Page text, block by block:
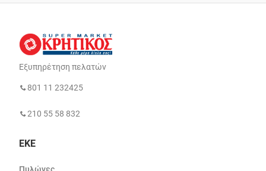
Εξυπηρέτηση πελατών
801 11 232425
210 55 58 832
ΕΚΕ